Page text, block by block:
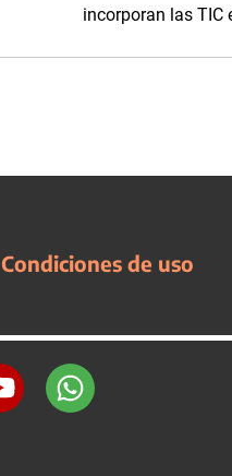
incorporan las TIC
Condiciones de uso